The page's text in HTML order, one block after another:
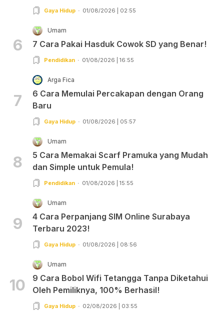
Gaya Hidup 01/08/2026 | 02:55
6
Umam
7 Cara Pakai Hasduk Cowok SD yang Benar!
Pendidikan 01/08/2026 | 16:55
7
Arga Fica
6 Cara Memulai Percakapan dengan Orang
Baru
Gaya Hidup 01/08/2026 | 05:57
8
Umam
5 Cara Memakai Scarf Pramuka yang Mudah
dan Simple untuk Pemula!
Pendidikan 01/08/2026 | 15:55
9
Umam
4 Cara Perpanjang SIM Online Surabaya
Terbaru 2023!
Gaya Hidup 01/08/2026 | 08:56
10
Umam
9 Cara Bobol Wifi Tetangga Tanpa Diketahui
Oleh Pemiliknya, 100% Berhasil!
Gaya Hidup 02/08/2026 | 03:55